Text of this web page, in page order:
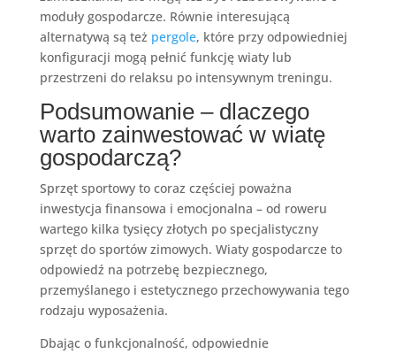
moduły gospodarcze. Równie interesującą
alternatywą są też pergole, które przy odpowiedniej
konfiguracji mogą pełnić funkcję wiaty lub
przestrzeni do relaksu po intensywnym treningu.
Podsumowanie – dlaczego
warto zainwestować w wiatę
gospodarczą?
Sprzęt sportowy to coraz częściej poważna
inwestycja finansowa i emocjonalna – od roweru
wartego kilka tysięcy złotych po specjalistyczny
sprzęt do sportów zimowych. Wiaty gospodarcze to
odpowiedź na potrzebę bezpiecznego,
przemyślanego i estetycznego przechowywania tego
rodzaju wyposażenia.
Dbając o funkcjonalność, odpowiednie